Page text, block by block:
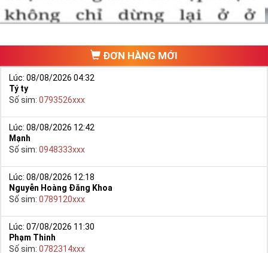
Hướng dẫn mua Sim Lục Quý 8 tại Simtiengiang.vn.
+ Bước 1: Bạn truy cập vào truy cập vào Google gõ Simtiengiang.vn
bấm vào link
ngay bên góc trái màn hình. Sau đó chọn Sim Lục Quý 8.
+ Bước 3: Khi các số sim lục quý 8 xuất hiện, bạn có thể chọn
mạng, đầu số, phân loại,… để lọc ra những yêu cầu của bạn, giúp
ĐƠN HÀNG MỚI
Lúc: 08/08/2026 04:32
Tý ty
Số sim: 0793526xxx
Lúc: 08/08/2026 12:42
Mạnh
Số sim: 0948333xxx
Lúc: 08/08/2026 12:18
Nguyễn Hoàng Đăng Khoa
Số sim: 0789120xxx
Lúc: 07/08/2026 11:30
Phạm Thinh
Số sim: 0782314xxx